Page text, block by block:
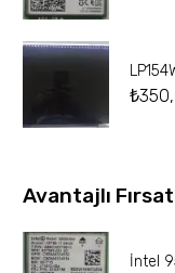
₺
Avantajlı
İntel